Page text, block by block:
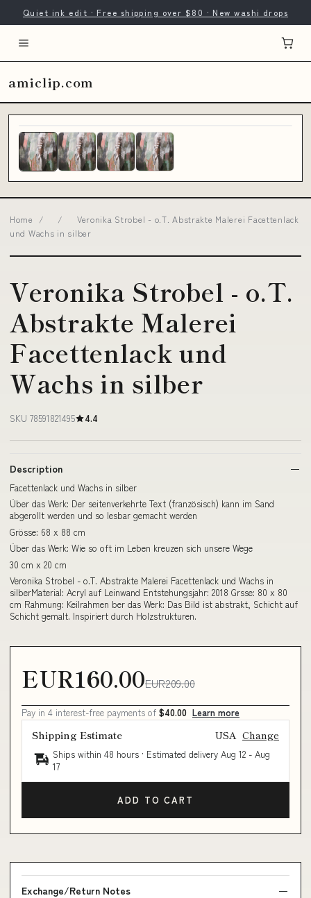
Quiet ink edit · Free shipping over $80 · New washi drops
amiclip.com
Home / /
Veronika Strobel - o.T. Abstrakte Malerei Facettenlack
und Wachs in silber
Veronika Strobel - o.T.
Abstrakte Malerei
Facettenlack und
Wachs in silber
SKU 78591821495 4.4
Description
Facettenlack und Wachs in silber
Über das Werk: Der seitenverkehrte Text (französisch) kann im Sand
abgerollt werden und so lesbar gemacht werden
Grösse: 68 x 88 cm
Über das Werk: Wie so oft im Leben kreuzen sich unsere Wege
30 cm x 20 cm
Veronika Strobel - o.T. Abstrakte Malerei Facettenlack und Wachs in
silberMaterial: Acryl auf Leinwand Entstehungsjahr: 2018 Grsse: 80 x 80
cm Rahmung: Keilrahmen ber das Werk: Das Bild ist abstrakt, Schicht auf
Schicht gemalt. Inspiriert durch Holzstrukturen.
EUR160.00EUR209.00
Pay in 4 interest-free payments of $40.00 Learn more
Shipping Estimate USA Change
Ships within 48 hours · Estimated delivery Aug 12 - Aug
17
ADD TO CART
Exchange/Return Notes